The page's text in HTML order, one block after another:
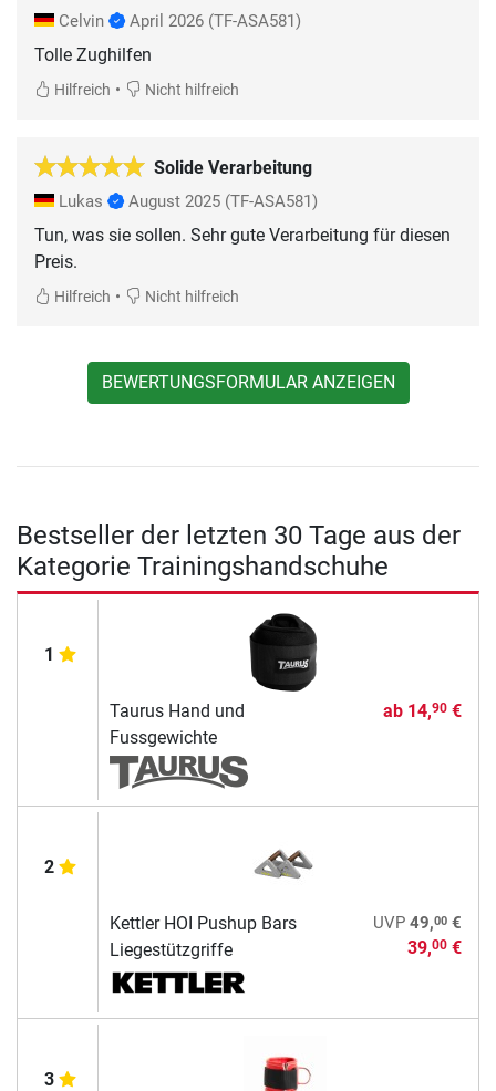
Celvin April 2026 (TF-ASA581)
Tolle Zughilfen
Hilfreich • Nicht hilfreich
Solide Verarbeitung
Lukas August 2025 (TF-ASA581)
Tun, was sie sollen. Sehr gute Verarbeitung für diesen
Preis.
Hilfreich • Nicht hilfreich
BEWERTUNGSFORMULAR ANZEIGEN
Bestseller der letzten 30 Tage aus der
Kategorie Trainingshandschuhe
1
Taurus Hand und
Fussgewichte
ab 14,90€
2
Kettler HOI Pushup Bars
Liegestützgriffe
UVP 49,00€
39,00€
3